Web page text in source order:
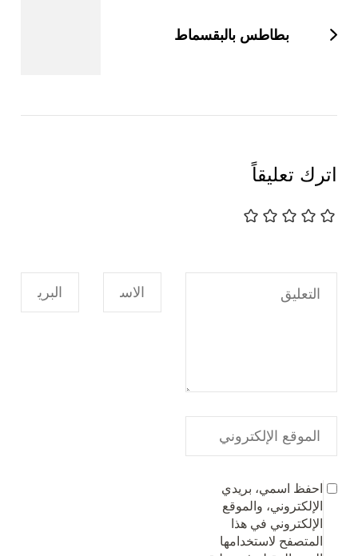
بطاطس بالبقسماط
اترك تعليقاً
احفظ اسمي، بريدي
الإلكتروني، والموقع
الإلكتروني في هذا
المتصفح لاستخدامها